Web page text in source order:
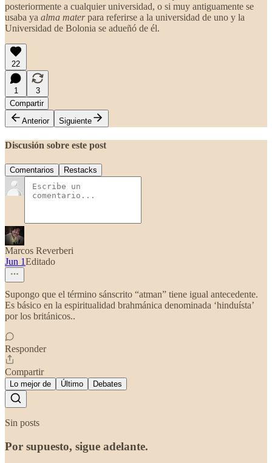
posteriormente a cualquier universidad, o si muy antiguamente se
usaba ya alma materpara referirse a la universidad de uno y la
Universidad de Bolonia se adueñó de él.
22
1
3
Compartir
Anterior
Siguiente
Discusión sobre este post
Comentarios Restacks
Marcos Reverberi
Jun 1Editado
Supongo que el término sánscrito “atman” tiene igual antecedente.
Es básico en la espiritualidad brahmánica denominada ‘hinduísta’
por los británicos..
Responder
Compartir
Lo mejor de Último Debates
Sin posts
Por supuesto, sigue adelante.